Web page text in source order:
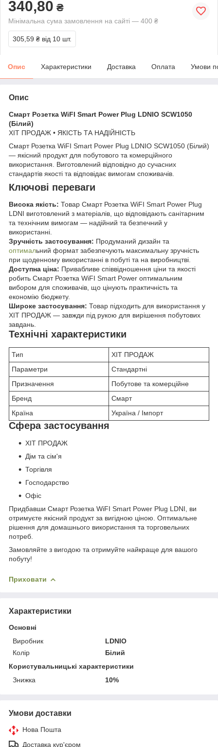
340,80 ₴
Мінімальна сума замовлення на сайті — 400 ₴
305,59 ₴ від 10 шт.
Опис Характеристики Доставка Оплата Умови
Опис
Смарт Розетка WiFI Smart Power Plug LDNIO SCW1050
(Білий)
ХІТ ПРОДАЖ • ЯКІСТЬ ТА НАДІЙНІСТЬ
Смарт Розетка WiFI Smart Power Plug LDNIO SCW1050 (Білий)
— якісний продукт для побутового та комерційного
використання. Виготовлений відповідно до сучасних
стандартів якості та відповідає вимогам споживачів.
Ключові переваги
Висока якість: Товар Смарт Розетка WiFI Smart Power Plug
LDNI виготовлений з матеріалів, що відповідають санітарним
та технічним вимогам — надійний та безпечний у
використанні.
Зручність застосування: Продуманий дизайн та
оптимальний формат забезпечують максимальну зручність
при щоденному використанні в побуті та на виробництві.
Доступна ціна: Привабливе співвідношення ціни та якості
робить Смарт Розетка WiFI Smart Power оптимальним
вибором для споживачів, що цінують практичність та
економію бюджету.
Широке застосування: Товар підходить для використання у
ХІТ ПРОДАЖ — завжди під рукою для вирішення побутових
завдань.
Технічні характеристики
Тип
ХІТ ПРОДАЖ
Параметри
Стандартні
Призначення
Побутове та комерційне
Бренд
Смарт
Країна
Україна / Імпорт
Сфера застосування
ХІТ ПРОДАЖ
Дім та сім'я
Торгівля
Господарство
Офіс
Придбавши Смарт Розетка WiFI Smart Power Plug LDNI, ви
отримуєте якісний продукт за вигідною ціною. Оптимальне
рішення для домашнього використання та торговельних
потреб.
Замовляйте з вигодою та отримуйте найкраще для вашого
побуту!
Приховати
Характеристики
Основні
Виробник
LDNIO
Колір
Білий
Користувальницькі характеристики
Знижка
10%
Умови доставки
Нова Пошта
Доставка кур'єром